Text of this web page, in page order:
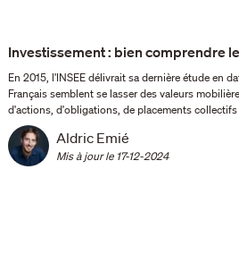
Investissement : bien comprendre
En 2015, l'INSEE délivrait sa dernière étude en date en
Français semblent se lasser des valeurs mobilières, au
d'actions, d'obligations, de placements
Aldric Emié
Mis à jour le 17-12-2024